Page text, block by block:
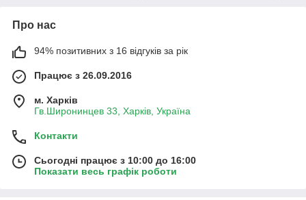
Про нас
94% позитивних з 16 відгуків за рік
Працює з 26.09.2016
м. Харків
Гв.Широнинцев 33, Харків, Україна
Контакти
Сьогодні працює з 10:00 до 16:00
Показати весь графік роботи